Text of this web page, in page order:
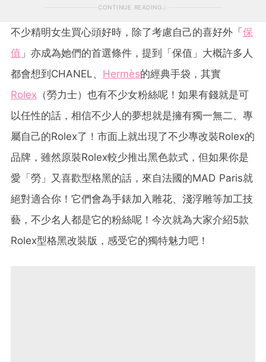
CONTINUE READING
不少精明女生買心頭好時，除了考慮自己的喜好外「保
值 」亦成為她們的首選條件，提到「保值」大概許多人
都會想到CHANEL、 Hermès的經典手袋，其實
Rolex （勞力士）也有不少女粉絲呢！如果有錢就是可
以任性的話，相信不少人的夢想就是擁有獨一無二、專
屬自己的Rolex了！市面上就出現了不少專改裝Rolex的
品牌，雖然原裝Rolex較少推出黑色款式，但如果你是
愛「勞」又喜歡型格黑的話，來自法國的MAD Paris就
絕對適合你！它們會為手錶加入雕花、淺浮雕等加工技
藝，不少名人都是它的粉絲呢！今次就為大家介紹5款
Rolex型格黑改裝版，感受它的獨特魅力吧！